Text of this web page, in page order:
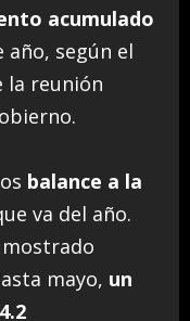
acumulado
año, según el
la reunión
balance a la
va del año.
mayo, un